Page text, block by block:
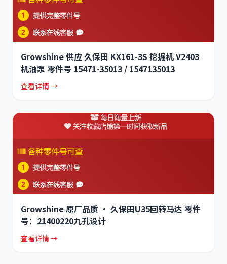
Growshine 供应 久保田 KX161-3S 挖掘机 V2403
机油泵 零件号 15471-35013 / 1547135013
查看详情 →
Growshine 原厂品质 · 久保田U35回转马达 零件
号：21400220九孔设计
查看详情 →